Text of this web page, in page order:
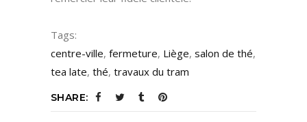
Tags:
centre-ville, fermeture, Liège, salon de thé,
tea late, thé, travaux du tram
SHARE: